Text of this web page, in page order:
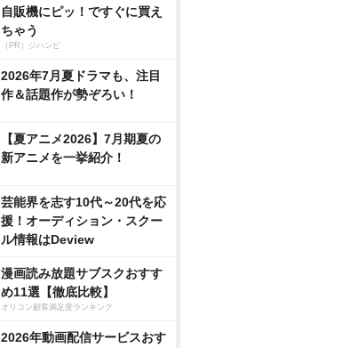
自販機にピッ！ですぐに買え
ちゃう
（PR）ジハンピ
2026年7月夏ドラマも、注目
作＆話題作が勢ぞろい！
【夏アニメ2026】7月期夏の
新アニメを一挙紹介！
芸能界を志す10代～20代を応
援！オーディション・スクー
ル情報はDeview
漫画読み放題サブスクおすす
め11選【徹底比較】
オリコン顧客満足度ランキング
2026年動画配信サービスおす